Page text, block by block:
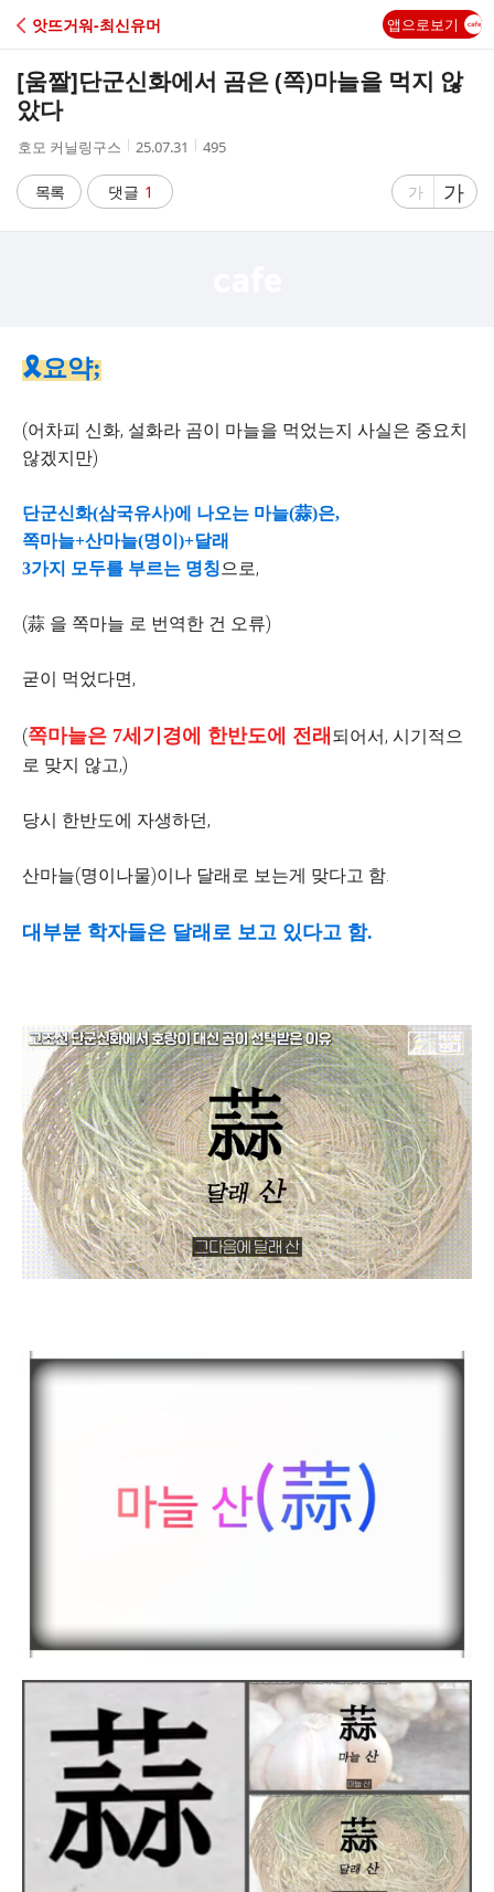
C
A
앗뜨거워-최신유머 앱으로보기
[움짤]단군신화에서 곰은 (쪽)마늘을 먹지 않
았다
작
자
호모 커닐링구스
작
시
간
25.07.31
조
495
목록 댓글 1
글
가
글
자
가
🎗요약;
(어차피 신화, 설화라 곰이 마늘을 먹었는지 사실은 중요치
않겠지만)
단군신화(삼국유사)에 나오는 마늘(蒜)은,
쪽마늘+산마늘(명이)+달래
3가지 모두를 부르는 명칭으로,
(蒜 을 쪽마늘 로 번역한 건 오류)
굳이 먹었다면,
(쪽마늘은 7세기경에 한반도에 전래 되어서, 시기적으
로 맞지 않고,)
당시 한반도에 자생하던,
산마늘(명이나물)이나 달래로 보는게 맞다고 함.
대부분 학자들은 달래로 보고 있다고 함.